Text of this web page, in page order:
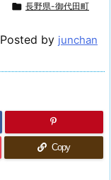
 長野県-御代田町
Posted by junchan
Copy